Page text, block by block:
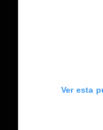
Ver esta